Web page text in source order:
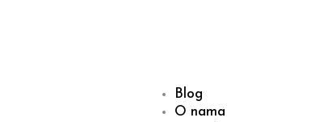
Blog
O nama